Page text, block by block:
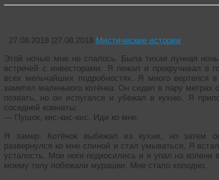
27.08.2018 |27.08.2018 Мистические истории
Этой ночью мне не спалось. Была тихая лунная
встречей с инвесторами. Я лежал и прокручивал в
всех мельчайших подробностях. Я много вертелся
заметил маленького котёнка. Он сидел в пару
позвать, но он испугался и убежал в кухню. Я
соседней комнаты:
— Пушок, кис-кис-кис. Иди ко мне.
Я замер. Котёнок выбежал из кухни, но затем
развернулся ко мне спиной и стал умываться. Я
усталость. Мои ноги подкосились и я упал на колени
моему телу побежали мурашки. Мне стало холодно.